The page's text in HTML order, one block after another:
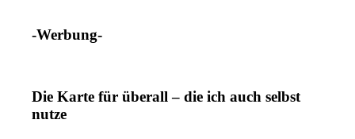
-Werbung-
Die Karte für überall – die ich auch selbst
nutze